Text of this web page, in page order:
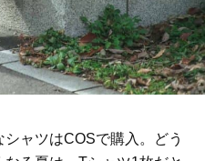
ャツはCOSで購入。どう